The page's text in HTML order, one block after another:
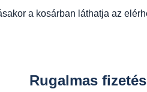
a kosárban láthatja az
Rugalmas